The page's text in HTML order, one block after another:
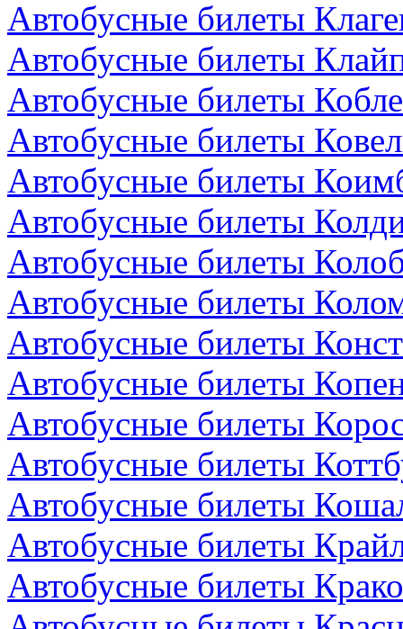
Автобусные билеты
Автобусные билеты
Автобусные билеты
Автобусные билеты
Автобусные билеты
Автобусные билеты
Автобусные билеты
Автобусные билеты
Автобусные билеты
Автобусные билеты
Автобусные билеты
Автобусные билеты
Автобусные билеты
Автобусные билеты
Автобусные билеты